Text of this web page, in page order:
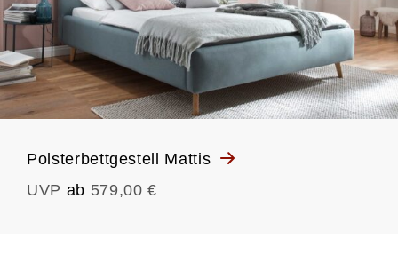
Polsterbettgestell Mattis
UVP ab 579,00 €